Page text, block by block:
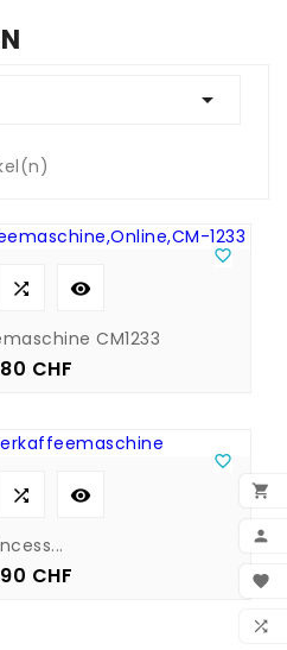






 
CM1233
Preis
CHF

 
Preis
CHF